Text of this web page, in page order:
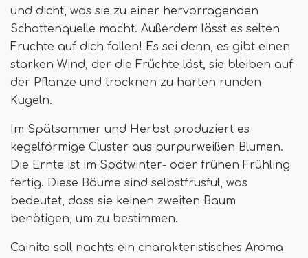
und dicht, was sie zu einer hervorragenden
Schattenquelle macht. Außerdem lässt es selten
Früchte auf dich fallen! Es sei denn, es gibt einen
starken Wind, der die Früchte löst, sie bleiben auf
der Pflanze und trocknen zu harten runden
Kugeln.
Im Spätsommer und Herbst produziert es
kegelförmige Cluster aus purpurweißen Blumen.
Die Ernte ist im Spätwinter- oder frühen Frühling
fertig. Diese Bäume sind selbstfrusful, was
bedeutet, dass sie keinen zweiten Baum
benötigen, um zu bestimmen.
Cainito soll nachts ein charakteristisches Aroma